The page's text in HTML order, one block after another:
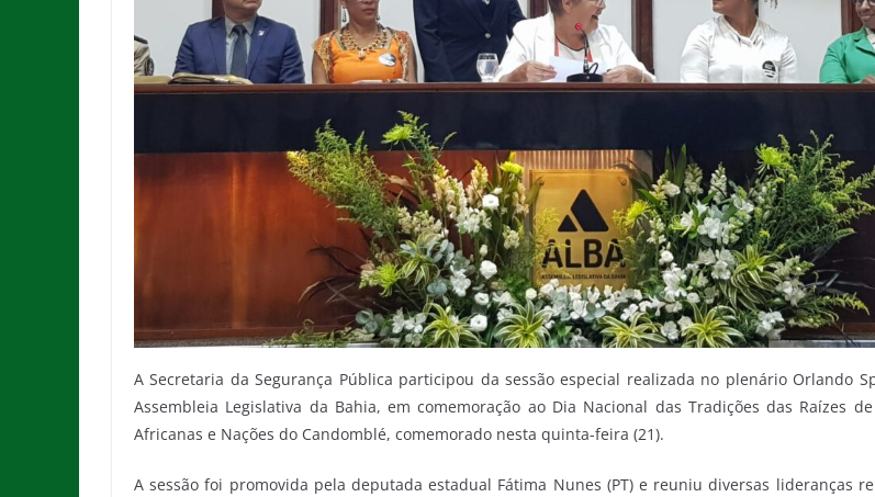
A Secretaria da Segurança Pública participou da sessão especial realizada no plenário Orlando
Assembleia Legislativa da Bahia, em comemoração ao Dia Nacional das Tradições das Raízes
Africanas e Nações do Candomblé, comemorado nesta quinta-feira (21).
A sessão foi promovida pela deputada estadual Fátima Nunes (PT) e reuniu diversas lideranças